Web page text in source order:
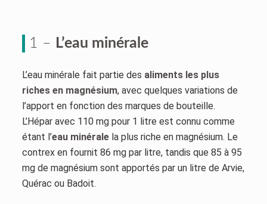
1 – L’eau minérale
L’eau minérale fait partie des aliments les plus
riches en magnésium, avec quelques variations de
l’apport en fonction des marques de bouteille.
L’Hépar avec 110 mg pour 1 litre est connu comme
étant l’eau minéralela plus riche en magnésium. Le
contrex en fournit 86 mg par litre, tandis que 85 à 95
mg de magnésium sont apportés par un litre de Arvie,
Quérac ou Badoit.